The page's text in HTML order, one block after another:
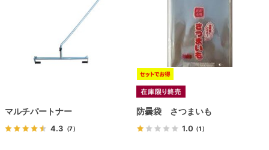
マルチパートナー
4.3 （7）
防曇袋 さつまいも
1.0（1）